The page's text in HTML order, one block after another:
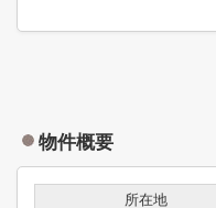
物件概要
所在地